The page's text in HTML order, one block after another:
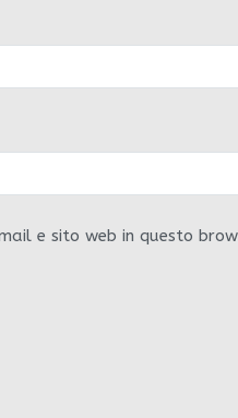
e sito web in questo